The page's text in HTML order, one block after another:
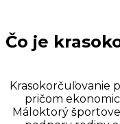
Čo je
Krasokorčuľovanie
pričom
Máloktorý